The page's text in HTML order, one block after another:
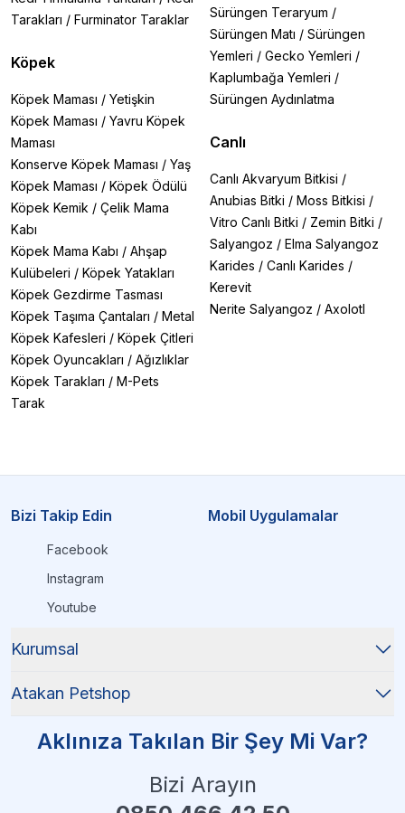
Tarakları / Furminator Taraklar
Köpek
Köpek Maması / Yetişkin
Köpek Maması / Yavru Köpek
Maması
Konserve Köpek Maması / Yaş
Köpek Maması / Köpek Ödülü
Köpek Kemik / Çelik Mama
Kabı
Köpek Mama Kabı / Ahşap
Kulübeleri / Köpek Yatakları
Köpek Gezdirme Tasması
Köpek Taşıma Çantaları / Metal
Köpek Kafesleri / Köpek Çitleri
Köpek Oyuncakları / Ağızlıklar
Köpek Tarakları / M-Pets
Tarak
Sürüngen Teraryum /
Sürüngen Matı / Sürüngen
Yemleri / Gecko Yemleri /
Kaplumbağa Yemleri /
Sürüngen Aydınlatma
Canlı
Canlı Akvaryum Bitkisi /
Anubias Bitki / Moss Bitkisi /
Vitro Canlı Bitki / Zemin Bitki /
Salyangoz / Elma Salyangoz
Karides / Canlı Karides /
Kerevit
Nerite Salyangoz / Axolotl
Bizi Takip Edin
Facebook
Instagram
Youtube
Mobil Uygulamalar
Kurumsal
Atakan Petshop
Aklınıza Takılan Bir Şey Mi Var?
Bizi Arayın